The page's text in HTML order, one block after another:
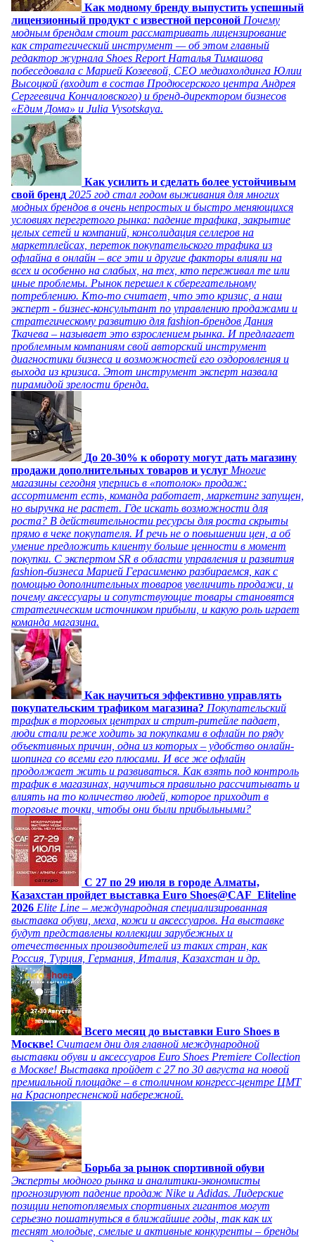
Как модному бренду выпустить успешный
лицензионный продукт с известной персоной Почему
модным брендам стоит рассматривать лицензирование
как стратегический инструмент — об этом главный
редактор журнала Shoes Report Наталья Тимашова
побеседовала с Марией Козеевой, СЕО медиахолдинга Юлии
Высоцкой (входит в состав Продюсерского центра Андрея
Сергеевича Кончаловского) и бренд-директором бизнесов
«Едим Дома» и Julia Vysotskaya.
Как усилить и сделать более устойчивым
свой бренд 2025 год стал годом выживания для многих
модных брендов в очень непростых и быстро меняющихся
условиях перегретого рынка: падение трафика, закрытие
целых сетей и компаний, консолидация селлеров на
маркетплейсах, переток покупательского трафика из
офлайна в онлайн – все эти и другие факторы влияли на
всех и особенно на слабых, на тех, кто переживал те или
иные проблемы. Рынок перешел к сберегательному
потреблению. Кто-то считает, что это кризис, а наш
эксперт - бизнес-консультант по управлению продажами и
стратегическому развитию для fashion-брендов Дания
Ткачева – называет это взрослением рынка. И предлагает
проблемным компаниям свой авторский инструмент
диагностики бизнеса и возможностей его оздоровления и
выхода из кризиса. Этот инструмент эксперт назвала
пирамидой зрелости бренда.
До 20-30% к обороту могут дать магазину
продажи дополнительных товаров и услуг Многие
магазины сегодня уперлись в «потолок» продаж:
ассортимент есть, команда работает, маркетинг запущен,
но выручка не растет. Где искать возможности для
роста? В действительности ресурсы для роста скрыты
прямо в чеке покупателя. И речь не о повышении цен, а об
умение предложить клиенту больше ценности в момент
покупки. С экспертом SR в области управления и развития
fashion-бизнеса Марией Герасименко разбираемся, как с
помощью дополнительных товаров увеличить продажи, и
почему аксессуары и сопутствующие товары становятся
стратегическим источником прибыли, и какую роль играет
команда магазина.
Как научиться эффективно управлять
покупательским трафиком магазина? Покупательский
трафик в торговых центрах и стрит-ритейле падает,
люди стали реже ходить за покупками в офлайн по ряду
объективных причин, одна из которых – удобство онлайн-
шопинга со всеми его плюсами. И все же офлайн
продолжает жить и развиваться. Как взять под контроль
трафик в магазинах, научиться правильно рассчитывать и
влиять на то количество людей, которое приходит в
торговые точки, чтобы они были прибыльными?
C 27 по 29 июля в городе Алматы,
Казахстан пройдет выставка Euro Shoes@CAF_Eliteline
2026 Elite Line – международная специализированная
выставка обуви, меха, кожи и аксессуаров. На выставке
будут представлены коллекции зарубежных и
отечественных производителей из таких стран, как
Россия, Турция, Германия, Италия, Казахстан и др.
Всего месяц до выставки Euro Shoes в
Москве! Считаем дни для главной международной
выставки обуви и аксессуаров Euro Shoes Premiere Collection
в Москве! Выставка пройдет с 27 по 30 августа на новой
премиальной площадке – в столичном конгресс-центре ЦМТ
на Краснопресненской набережной.
Борьба за рынок спортивной обуви
Эксперты модного рынка и аналитики-экономисты
прогнозируют падение продаж Nike и Adidas. Лидерские
позиции непотопляемых спортивных гигантов могут
серьезно пошатнуться в ближайшие годы, так как их
теснят молодые, смелые и активные конкуренты – бренды